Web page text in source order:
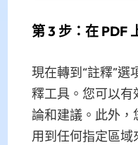
第 3 步：在 PDF
現在轉到“註釋”選
釋工具。您可以有
論和建議。此外，
用到任何指定區域